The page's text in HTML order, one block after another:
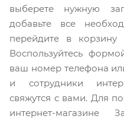
выберете нужную
добавьте все
перейдите в корзину
Воспользуйтесь
ваш номер телефона
и сотрудники
свяжутся с вами. Для
интернет-магазине